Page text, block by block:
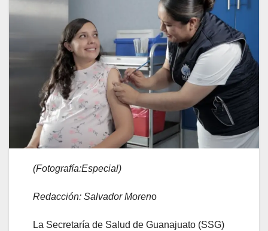
(Fotografía:Especial)
Redacción: Salvador Moreno
La Secretaría de Salud de Guanajuato (SSG)